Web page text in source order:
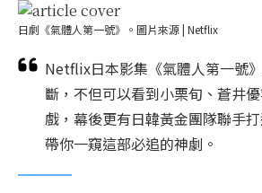
日劇《氣體人第一號》。圖片來源 | Netflix
Netflix日本影集《氣體人第一號
斷，不但可以看到小栗旬、蒼井
戲，幕後更有日韓黃金團隊聯手
帶你一窺這部必追的神劇。